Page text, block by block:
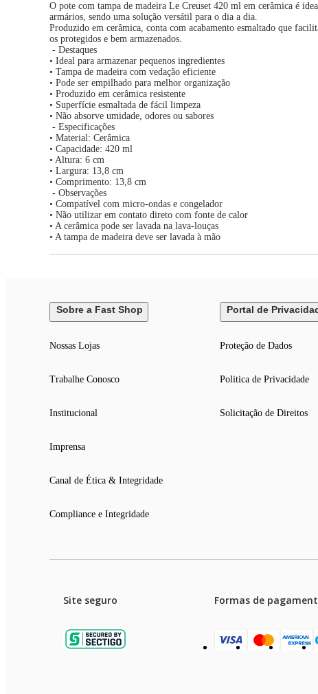
O pote com tampa de madeira Le Creuset 420 ml em cerâmica é
armários, sendo uma solução versátil para o dia a dia.
Produzido em cerâmica, conta com acabamento esmaltado que
os protegidos e bem armazenados.
- Destaques
• Ideal para armazenar pequenos ingredientes
• Tampa de madeira com vedação eficiente
• Pode ser empilhado para melhor organização
• Produzido em cerâmica resistente
• Superfície esmaltada de fácil limpeza
• Não absorve umidade, odores ou sabores
- Especificações
• Material: Cerâmica
• Capacidade: 420 ml
• Altura: 6 cm
• Largura: 13,8 cm
• Comprimento: 13,8 cm
- Observações
• Compatível com micro-ondas e congelador
• Não utilizar em contato direto com fonte de calor
• A cerâmica pode ser lavada na lava-louças
• A tampa de madeira deve ser lavada à mão
Sobre a Fast Shop
Nossas Lojas
Trabalhe Conosco
Institucional
Imprensa
Canal de Ética & Integridade
Compliance e Integridade
Portal de
Proteção de Dados
Politica de Privacidade
Solicitação de Direitos
Site seguro Formas de